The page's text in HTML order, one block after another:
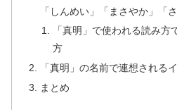
「しんめい」「まさやか」「
「真明」で使われる読み
方
「真明」の名前で連想される
まとめ